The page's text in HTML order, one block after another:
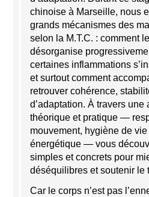
chinoise à Marseille, nous
grands mécanismes des
selon la M.T.C. : comment
désorganise
certaines inflammations
et surtout comment
retrouver cohérence,
d’adaptation. À travers une
théorique et pratique —
mouvement, hygiène de
énergétique — vous
simples et concrets pour
déséquilibres et soutenir le
Car le corps n’est pas